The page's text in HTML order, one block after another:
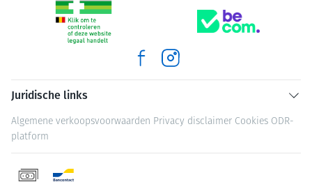
Juridische links
Algemene verkoopsvoorwaarden Privacy disclaimer Cookies ODR-
platform